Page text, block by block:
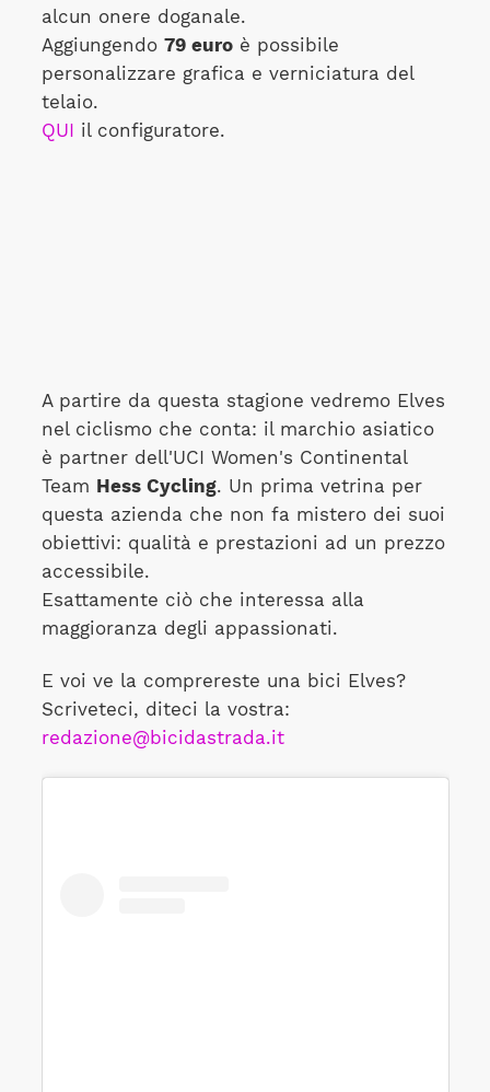
alcun onere doganale.
Aggiungendo 79 euroè possibile
personalizzare grafica e verniciatura del
telaio.
QUI il configuratore.
A partire da questa stagione vedremo Elves
nel ciclismo che conta: il marchio asiatico
è partner dell'UCI Women's Continental
Team Hess Cycling. Un prima vetrina per
questa azienda che non fa mistero dei suoi
obiettivi: qualità e prestazioni ad un prezzo
accessibile.
Esattamente ciò che interessa alla
maggioranza degli appassionati.
E voi ve la comprereste una bici Elves?
Scriveteci, diteci la vostra:
redazione@bicidastrada.it